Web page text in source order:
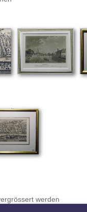
werden